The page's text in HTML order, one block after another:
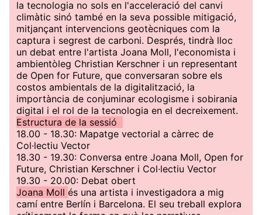
la tecnologia no sols en l'acceleració del canvi
climàtic sinó també en la seva possible mitigació,
mitjançant intervencions geotècniques com la
captura i segrest de carboni. Després, tindrà lloc
un debat entre l'artista Joana Moll, l'economista i
ambientòleg Christian Kerschner i un representant
de Open for Future, que conversaran sobre els
costos ambientals de la digitalització, la
importància de conjuminar ecologisme i sobirania
digital i el rol de la tecnologia en el decreixement.
Estructura de la sessió
18.00 - 18.30: Mapatge vectorial a càrrec de
Col·lectiu Vector
18.30 - 19.30: Conversa entre Joana Moll, Open for
Future, Christian Kerschner i Col·lectiu Vector
19.30 - 20.00: Debat obert
Joana Moll és una artista i investigadora a mig
camí entre Berlín i Barcelona. El seu treball explora